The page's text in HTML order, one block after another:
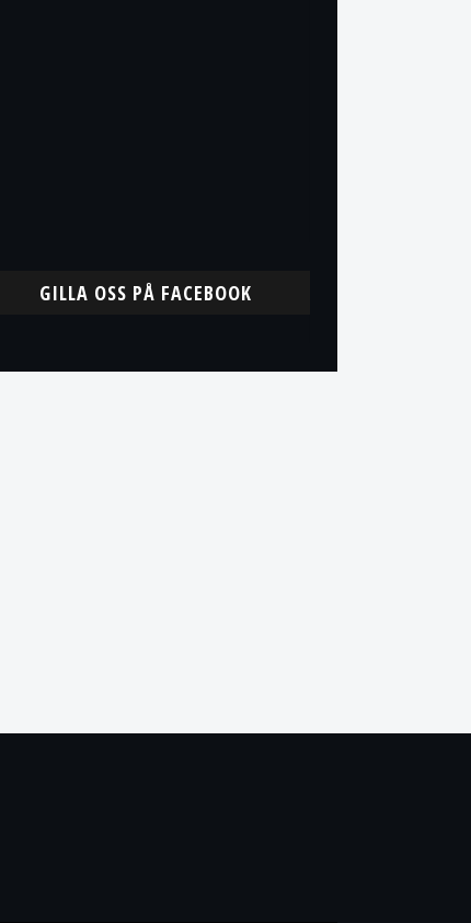
GILLA OSS PÅ FACEBOOK